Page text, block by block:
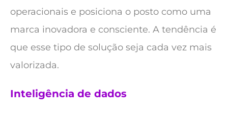
operacionais e posiciona o posto como uma
marca inovadora e consciente. A tendência é
que esse tipo de solução seja cada vez mais
valorizada.
Inteligência de dados